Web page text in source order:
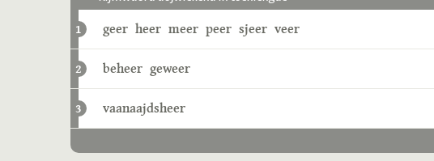
1 geer heer meer peer sjeer veer
2 beheer geweer
3 vaanaajdsheer